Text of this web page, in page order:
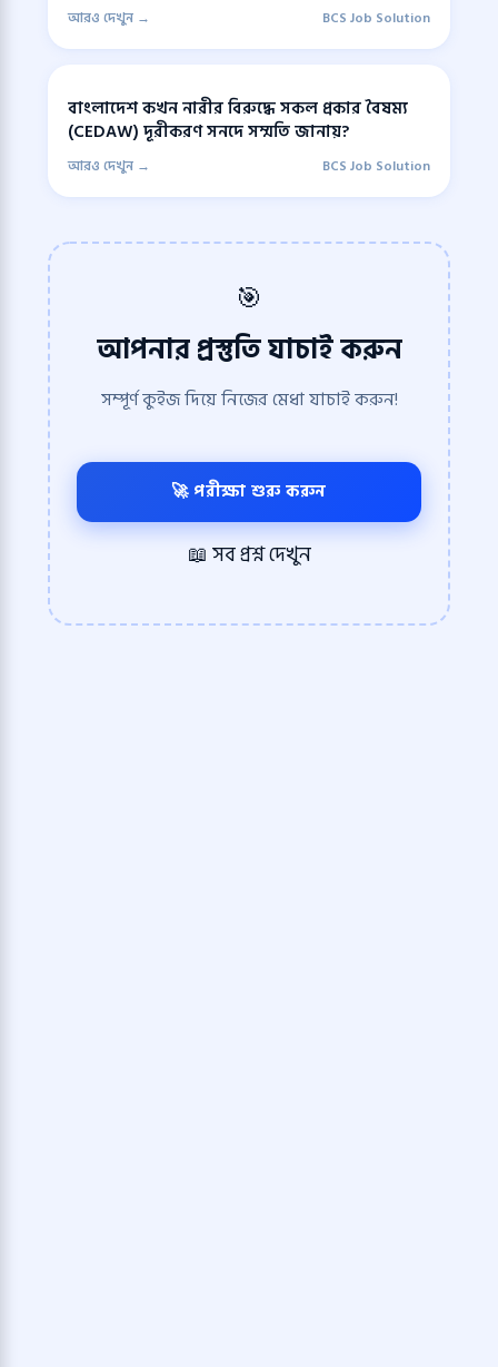
আরও দেখুন → BCS Job Solution
বাংলাদেশ কখন নারীর বিরুদ্ধে সকল প্রকার বৈষম্য
(CEDAW) দূরীকরণ সনদে সম্মতি জানায়?
আরও দেখুন → BCS Job Solution
🎯
আপনার প্রস্তুতি যাচাই করুন
সম্পূর্ণ কুইজ দিয়ে নিজের মেধা যাচাই করুন!
🚀 পরীক্ষা শুরু করুন
📖 সব প্রশ্ন দেখুন